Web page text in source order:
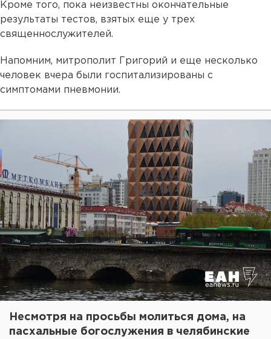
Кроме того, пока неизвестны окончательные
результаты тестов, взятых еще у трех
священнослужителей.
Напомним, митрополит Григорий и еще несколько
человек вчера были госпитализированы с
симптомами пневмонии.
Несмотря на просьбы молиться дома, на
пасхальные богослужения в челябинские